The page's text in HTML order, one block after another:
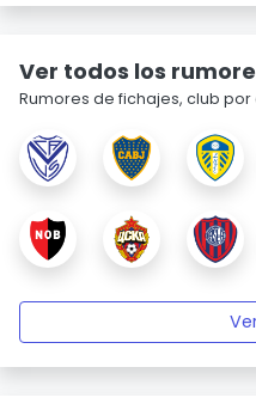
Ver todos los
Rumores de fichajes, club por